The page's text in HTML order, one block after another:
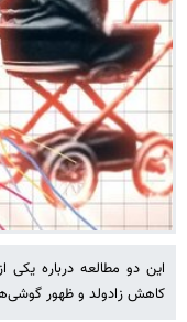
این دو مطالعه درباره
کاهش زادولد و ظهور